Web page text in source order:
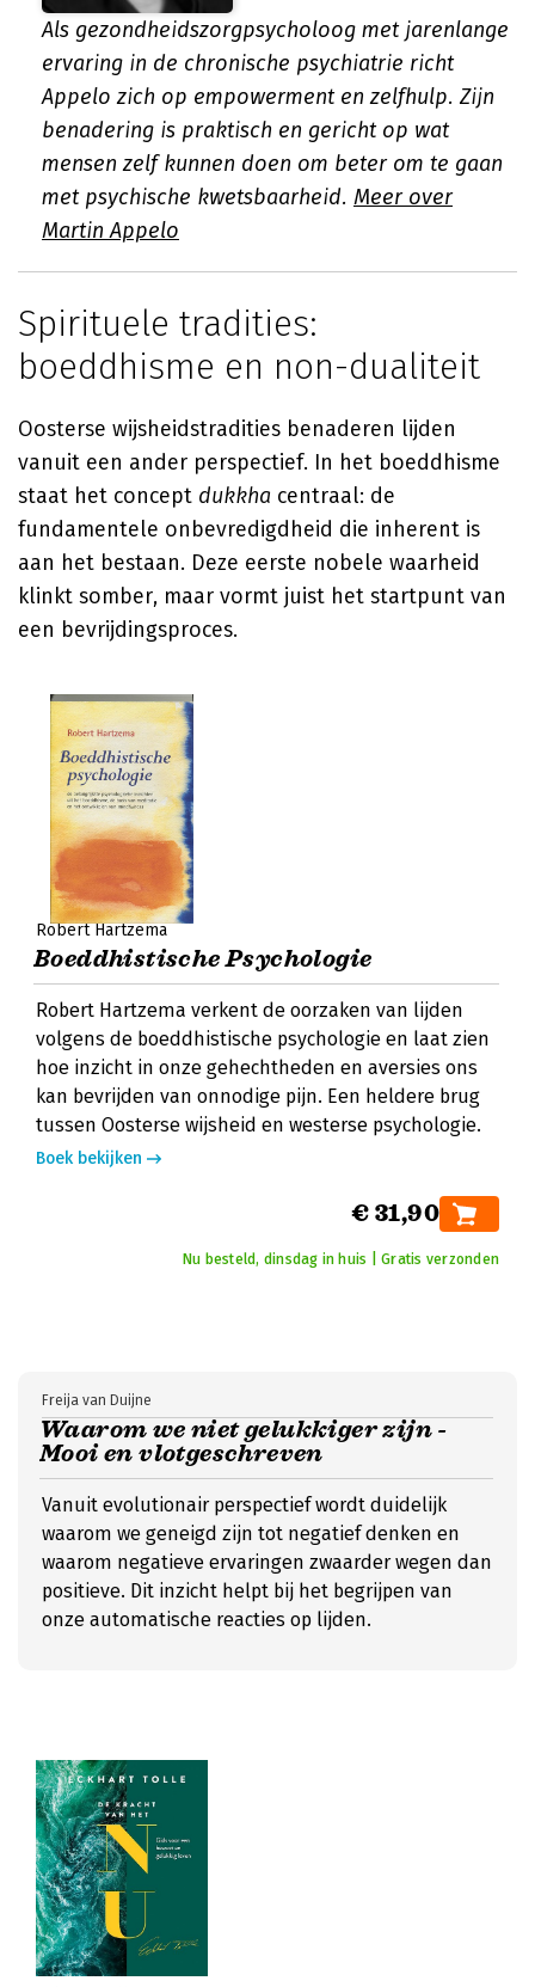
Als gezondheidszorgpsycholoog met jarenlange
ervaring in de chronische psychiatrie richt
Appelo zich op empowerment en zelfhulp. Zijn
benadering is praktisch en gericht op wat
mensen zelf kunnen doen om beter om te gaan
met psychische kwetsbaarheid. Meer over
Martin Appelo
Spirituele tradities:
boeddhisme en non-dualiteit
Oosterse wijsheidstradities benaderen lijden
vanuit een ander perspectief. In het boeddhisme
staat het concept dukkha centraal: de
fundamentele onbevredigdheid die inherent is
aan het bestaan. Deze eerste nobele waarheid
klinkt somber, maar vormt juist het startpunt van
een bevrijdingsproces.
Robert Hartzema
Boeddhistische Psychologie
Robert Hartzema verkent de oorzaken van lijden
volgens de boeddhistische psychologie en laat zien
hoe inzicht in onze gehechtheden en aversies ons
kan bevrijden van onnodige pijn. Een heldere brug
tussen Oosterse wijsheid en westerse psychologie.
Boek bekijken
€ 31,90
Nu besteld, dinsdag in huis | Gratis verzonden
Waarom we niet gelukkiger zijn -
Mooi en vlotgeschreven
Freija van Duijne
Vanuit evolutionair perspectief wordt duidelijk
waarom we geneigd zijn tot negatief denken en
waarom negatieve ervaringen zwaarder wegen dan
positieve. Dit inzicht helpt bij het begrijpen van
onze automatische reacties op lijden.